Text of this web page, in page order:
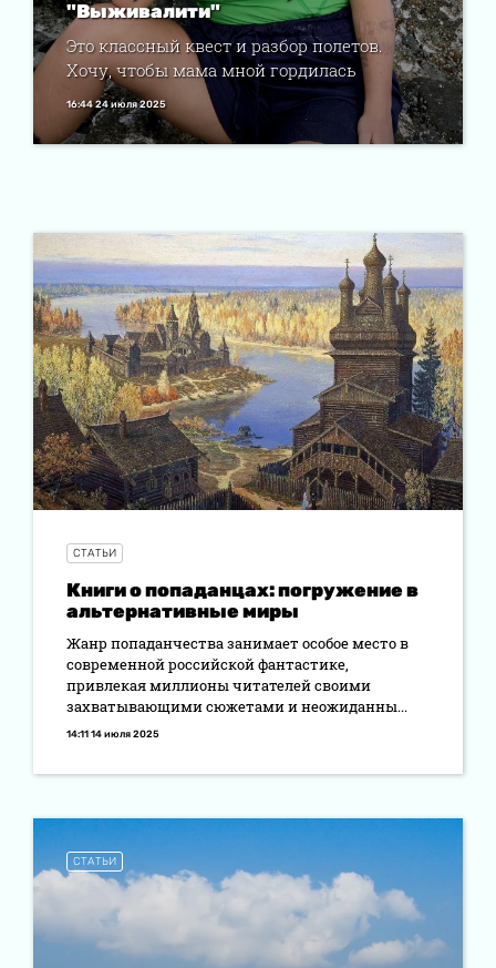
"Выживалити"
Это классный квест и разбор полетов.
Хочу, чтобы мама мной гордилась
16:44 24 июля 2025
СТАТЬИ
Книги о попаданцах: погружение в
альтернативные миры
Жанр попаданчества занимает особое место в
современной российской фантастике,
привлекая миллионы читателей своими
захватывающими сюжетами и неожиданны...
14:11 14 июля 2025
СТАТЬИ